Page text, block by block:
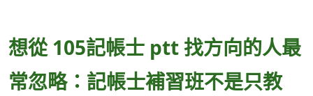
想從 105記帳士 ptt 找方向的人最
常忽略：記帳士補習班不是只教